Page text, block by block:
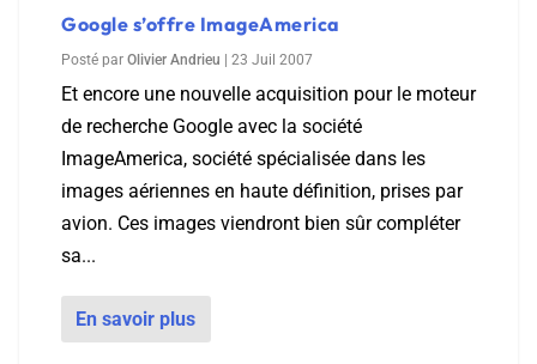
Google s’offre ImageAmerica
Posté par Olivier Andrieu 23 Juil 2007
Et encore une nouvelle acquisition pour le moteur
de recherche Google avec la société
ImageAmerica, société spécialisée dans les
images aériennes en haute définition, prises par
avion. Ces images viendront bien sûr compléter
sa...
En savoir plus